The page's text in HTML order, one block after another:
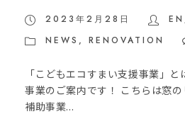
2023年2月28日
EN
NEWS , RENOVATION
「こどもエコすまい支援事業」
事業のご案内です！ こちらは窓
補助事業...